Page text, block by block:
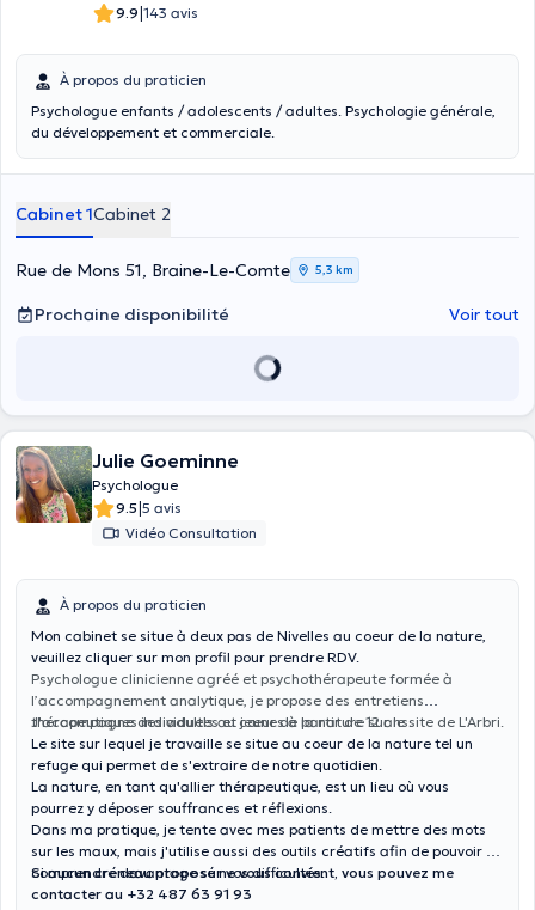
9.9|143 avis
À propos du praticien
Psychologue enfants / adolescents / adultes. Psychologie générale,
du développement et commerciale.
Cabinet 1Cabinet 2
Rue de Mons 51, Braine-Le-Comte 5,3 km
Prochaine disponibilité Voir tout
Julie Goeminne
Psychologue
9.5|5 avis
Vidéo Consultation
À propos du praticien
Mon cabinet se situe à deux pas de Nivelles au coeur de la nature,
veuillez cliquer sur mon profil pour prendre RDV.
Psychologue clinicienne agréé et psychothérapeute formée à
l’accompagnement analytique, je propose des entretiens
thérapeutiques individuels au cœur de la nature sur le site de L'Arbri.
J'accompagne des adultes et jeunes à partir de 12 ans.
Le site sur lequel je travaille se situe au coeur de la nature tel un
refuge qui permet de s'extraire de notre quotidien.
La nature, en tant qu'allier thérapeutique, est un lieu où vous
pourrez y déposer souffrances et réflexions.
Dans ma pratique, je tente avec mes patients de mettre des mots
sur les maux, mais j'utilise aussi des outils créatifs afin de pouvoir en
comprendre davantage sur vos difficultés.
Si aucun créneau proposé ne vous convient, vous pouvez me
contacter au +32 487 63 91 93